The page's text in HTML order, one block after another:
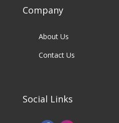
Company
About Us
Contact Us
Social Links